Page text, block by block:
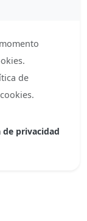
de
de privacidad